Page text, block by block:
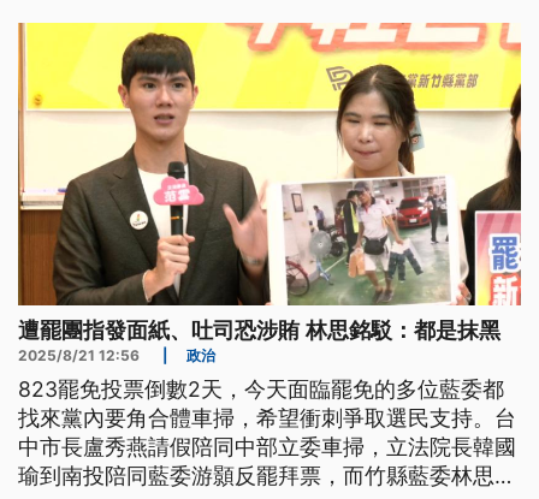
遭罷團指發面紙、吐司恐涉賄 林思銘駁：都是抹黑
2025/8/21 12:56 政治
823罷免投票倒數2天，今天面臨罷免的多位藍委都
找來黨內要角合體車掃，希望衝刺爭取選民支持。台
中市長盧秀燕請假陪同中部立委車掃，立法院長韓國
瑜到南投陪同藍委游顥反罷拜票，而竹縣藍委林思銘